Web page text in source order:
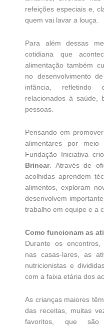
refeições especiais e,
quem vai lavar a louça.
Para além dessas
cotidiana que
alimentação também
no desenvolvimento
infância, refletindo
relacionados à saúde,
pessoas.
Pensando em
alimentares por meio
Fundação Iniciativa
Brincar. Através de
acolhidas aprendem
alimentos, exploram
desenvolvem
trabalho em equipe e a
Como funcionam as
Durante os
nas casas-lares, as
nutricionistas e
com a faixa etária dos
As crianças maiores
das receitas, muitas
favoritos, que são